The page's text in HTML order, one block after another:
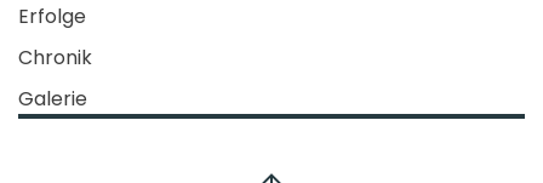
Erfolge
Chronik
Galerie